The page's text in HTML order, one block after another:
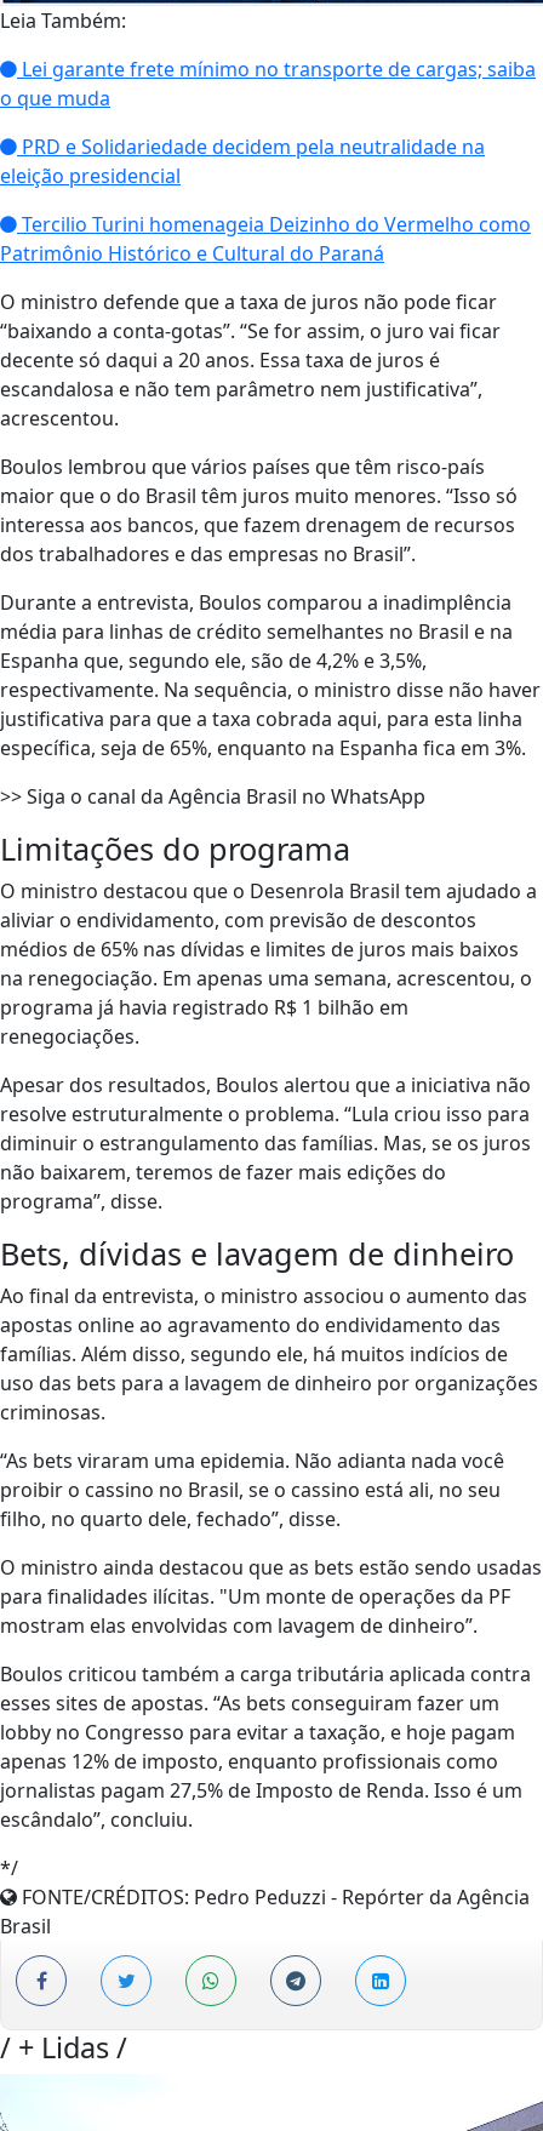
Leia Também:
Lei garante frete mínimo no transporte de cargas; saiba
o que muda
PRD e Solidariedade decidem pela neutralidade na
eleição presidencial
Tercilio Turini homenageia Deizinho do Vermelho como
Patrimônio Histórico e Cultural do Paraná
O ministro defende que a taxa de juros não pode ficar
“baixando a conta-gotas”. “Se for assim, o juro vai ficar
decente só daqui a 20 anos. Essa taxa de juros é
escandalosa e não tem parâmetro nem justificativa”,
acrescentou.
Boulos lembrou que vários países que têm risco-país
maior que o do Brasil têm juros muito menores. “Isso só
interessa aos bancos, que fazem drenagem de recursos
dos trabalhadores e das empresas no Brasil”.
Durante a entrevista, Boulos comparou a inadimplência
média para linhas de crédito semelhantes no Brasil e na
Espanha que, segundo ele, são de 4,2% e 3,5%,
respectivamente. Na sequência, o ministro disse não haver
justificativa para que a taxa cobrada aqui, para esta linha
específica, seja de 65%, enquanto na Espanha fica em 3%.
>> Siga o canal da Agência Brasil no WhatsApp
Limitações do programa
O ministro destacou que o Desenrola Brasil tem ajudado a
aliviar o endividamento, com previsão de descontos
médios de 65% nas dívidas e limites de juros mais baixos
na renegociação. Em apenas uma semana, acrescentou, o
programa já havia registrado R$ 1 bilhão em
renegociações.
Apesar dos resultados, Boulos alertou que a iniciativa não
resolve estruturalmente o problema. “Lula criou isso para
diminuir o estrangulamento das famílias. Mas, se os juros
não baixarem, teremos de fazer mais edições do
programa”, disse.
Bets, dívidas e lavagem de dinheiro
Ao final da entrevista, o ministro associou o aumento das
apostas online ao agravamento do endividamento das
famílias. Além disso, segundo ele, há muitos indícios de
uso das bets para a lavagem de dinheiro por organizações
criminosas.
“As bets viraram uma epidemia. Não adianta nada você
proibir o cassino no Brasil, se o cassino está ali, no seu
filho, no quarto dele, fechado”, disse.
O ministro ainda destacou que as bets estão sendo usadas
para finalidades ilícitas. "Um monte de operações da PF
mostram elas envolvidas com lavagem de dinheiro”.
Boulos criticou também a carga tributária aplicada contra
esses sites de apostas. “As bets conseguiram fazer um
lobby no Congresso para evitar a taxação, e hoje pagam
apenas 12% de imposto, enquanto profissionais como
jornalistas pagam 27,5% de Imposto de Renda. Isso é um
escândalo”, concluiu.
*/
FONTE/CRÉDITOS: Pedro Peduzzi - Repórter da Agência
Brasil
/ + Lidas/